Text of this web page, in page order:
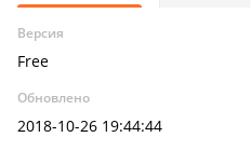
Версия
Free
Обновлено
2018-10-26 19:44:44